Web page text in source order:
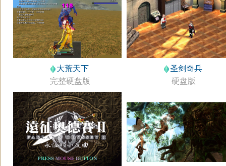
大荒天下
完整硬盘版
圣剑奇兵
硬盘版